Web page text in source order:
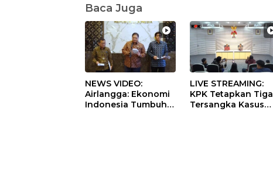
Baca Juga
NEWS VIDEO:
Airlangga: Ekonomi
Indonesia Tumbuh
LIVE STREAMING:
KPK Tetapkan Tiga
Tersangka Kasus